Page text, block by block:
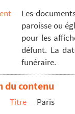
Eynaud, l'un
Marie-Anne
Marie-Anne
Marie Fagnou,
Pierre
Marie Goblet,
Les
paroisse ou
pour les
défunt. La
funéraire.
du contenu
Titre Paris